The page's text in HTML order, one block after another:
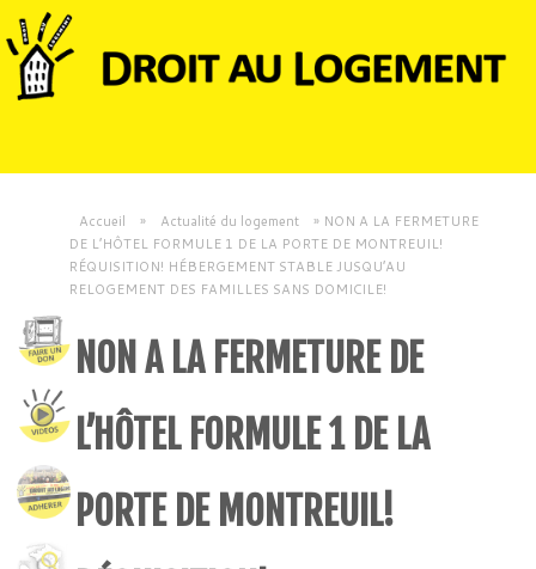
Accueil » Actualité du logement » NON A LA FERMETURE
DE L’HÔTEL FORMULE 1 DE LA PORTE DE MONTREUIL!
RÉQUISITION! HÉBERGEMENT STABLE JUSQU’AU
RELOGEMENT DES FAMILLES SANS DOMICILE!
NON A LA FERMETURE DE
L’HÔTEL FORMULE 1 DE LA
PORTE DE MONTREUIL!